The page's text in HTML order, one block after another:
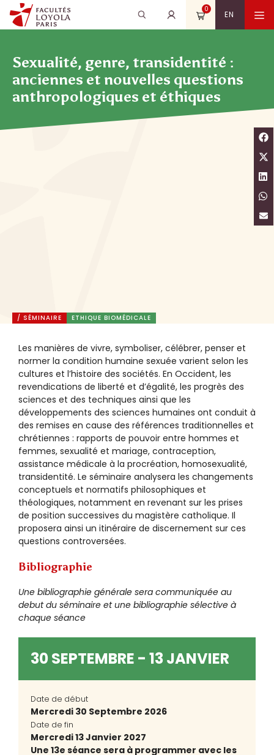
au
contenu
EN
0
Recherche
pour
Rechercher
Sexualité, genre, transidentité :
anciennes et nouvelles questions
anthropologiques et éthiques
/ SÉMINAIRE ETHIQUE BIOMÉDICALE
Les manières de vivre, symboliser, célébrer, penser et
normer la condition humaine sexuée varient selon les
cultures et l’histoire des sociétés. En Occident, les
revendications de liberté et d’égalité, les progrès des
sciences et des techniques ainsi que les
développements des sciences humaines ont conduit à
des remises en cause des références traditionnelles et
chrétiennes : rapports de pouvoir entre hommes et
femmes, sexualité et mariage, contraception,
assistance médicale à la procréation, homosexualité,
transidentité. Le séminaire analysera les changements
conceptuels et normatifs philosophiques et
théologiques, notamment en revenant sur les prises
de position successives du magistère catholique. Il
proposera ainsi un itinéraire de discernement sur ces
questions controversées.
Bibliographie
Une bibliographie générale sera communiquée au
debut du séminaire et une bibliographie sélective à
chaque séance
30 SEPTEMBRE - 13 JANVIER
Date de début
Mercredi 30 Septembre 2026
Date de fin
Mercredi 13 Janvier 2027
Une 13e séance sera à programmer avec les